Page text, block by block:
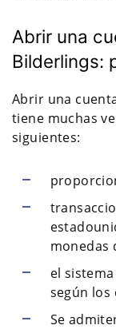
Abrir una
Bilderlings:
Abrir una
tiene muchas
siguientes:
monedas
el
según los
Se